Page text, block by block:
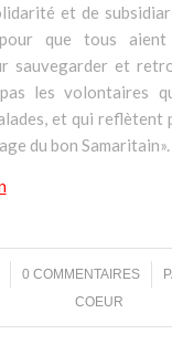
et de
que tous aient
sauvegarder et
pas les volontaires
et qui reflètent
du bon Samaritain».
0 COMMENTAIRES
/
COEUR